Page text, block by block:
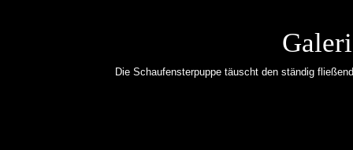
Die Schaufensterpuppe täuscht den ständig